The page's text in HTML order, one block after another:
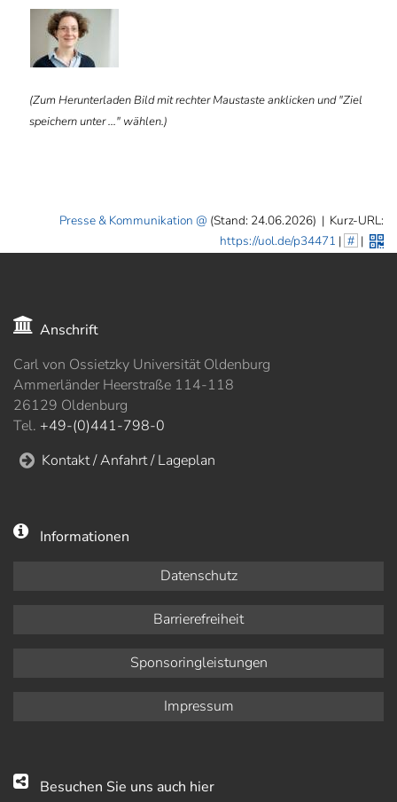
(Zum Herunterladen Bild mit rechter Maustaste anklicken und "Ziel
speichern unter ..." wählen.)
Presse & Kommunikation (Stand: 24.06.2026) | Kurz-URL:
https://uol.de/p34471 | # |
Anschrift
Carl von Ossietzky Universität Oldenburg
Ammerländer Heerstraße 114-118
26129 Oldenburg
Tel. +49-(0)441-798-0
Kontakt / Anfahrt / Lageplan
Informationen
Datenschutz
Barrierefreiheit
Sponsoringleistungen
Impressum
Besuchen Sie uns auch hier